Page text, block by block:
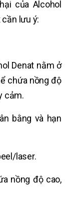
của Alcohol
lưu ý:
Denat nằm ở
chứa nồng độ
cảm.
bằng và hạn
laser.
nồng độ cao,